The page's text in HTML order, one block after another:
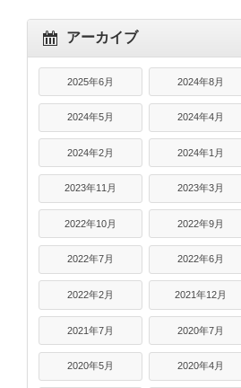
アーカイブ
2025年6月 2024年8月
2024年5月 2024年4月
2024年2月 2024年1月
2023年11月 2023年3月
2022年10月 2022年9月
2022年7月 2022年6月
2022年2月 2021年12月
2021年7月 2020年7月
2020年5月 2020年4月